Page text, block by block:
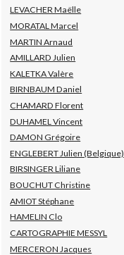
LEVACHER Maëlle
MORATAL Marcel
MARTIN Arnaud
AMILLARD Julien
KALETKA Valère
BIRNBAUM Daniel
CHAMARD Florent
DUHAMEL Vincent
DAMON Grégoire
ENGLEBERT Julien (Belgique)
BIRSINGER Liliane
BOUCHUT Christine
AMIOT Stéphane
HAMELIN Clo
CARTOGRAPHIE MESSYL
MERCERON Jacques